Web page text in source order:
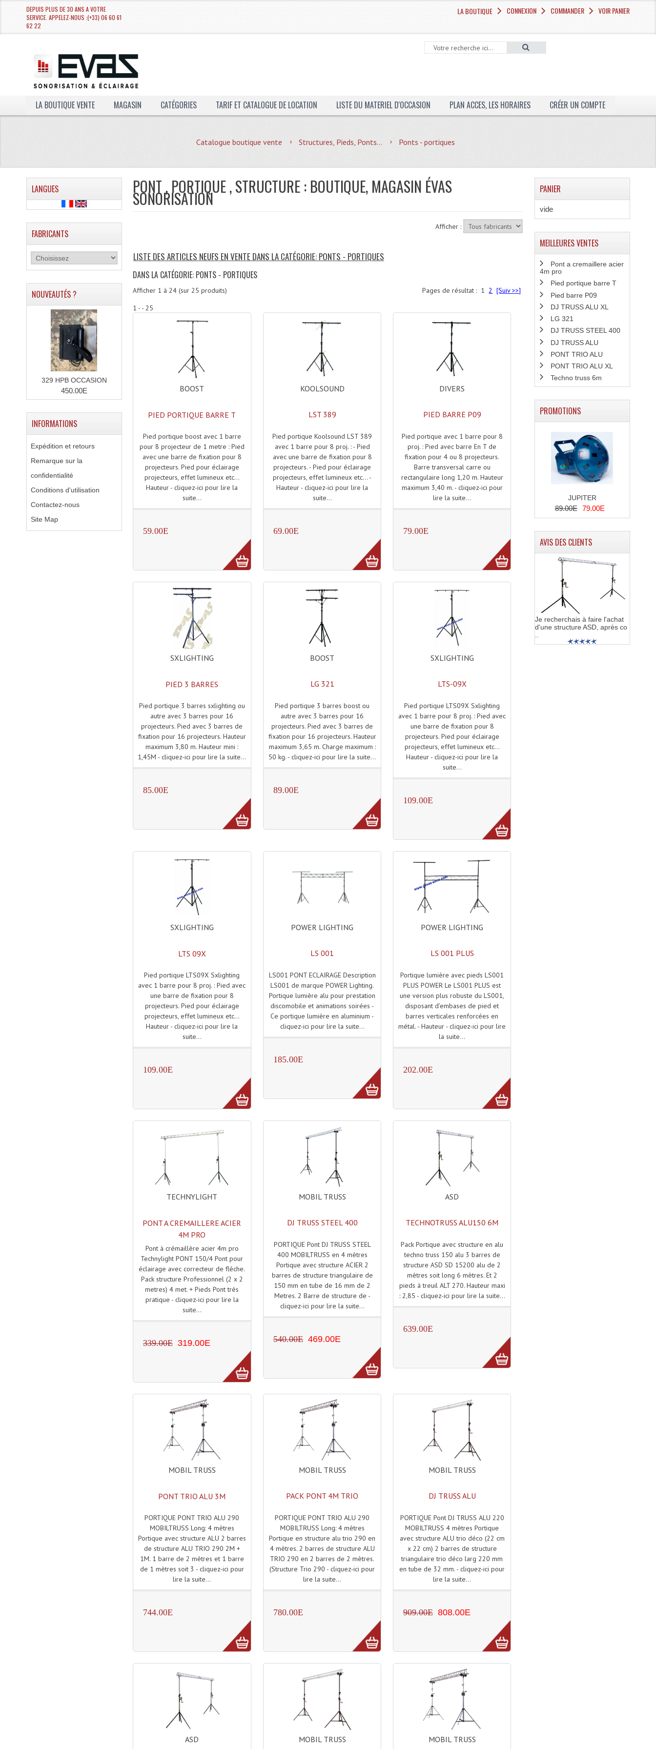
DEPUIS PLUS DE 30 ANS A VOTRE
SERVICE. APPELEZ-NOUS :(+33) 06 60 61
62 22
LA BOUTIQUE CONNEXION COMMANDER VOIR PANIER
LA BOUTIQUE VENTE MAGASIN CATÉGORIES TARIF ET CATALOGUE DE LOCATION LISTE DU MATERIEL D'OCCASION PLAN ACCES, LES HORAIRES CRÉER UN COMPTE
Catalogue boutique vente Structures, Pieds, Ponts... Ponts - portiques
PONT , PORTIQUE , STRUCTURE : BOUTIQUE, MAGASIN ÉVAS
SONORISATION
Afficher :
LISTE DES ARTICLES NEUFS EN VENTE DANS LA CATÉGORIE: PONTS - PORTIQUES
DANS LA CATÉGORIE: PONTS - PORTIQUES
Pages de résultat : 1 2 [Suiv >>]
Afficher 1 à 24(sur 25 produits)
1 - - 25
BOOST
PIED PORTIQUE BARRE T
Pied portique boost avec 1 barre
pour 8 projecteur de 1 metre : Pied
avec une barre de fixation pour 8
projecteurs. Pied pour éclairage
projecteurs, effet lumineux etc...
Hauteur - cliquez-ici pour lire la
suite...
59.00E
KOOLSOUND
LST 389
Pied portique Koolsound LST 389
avec 1 barre pour 8 proj. : - Pied
avec une barre de fixation pour 8
projecteurs. - Pied pour éclairage
projecteurs, effet lumineux etc... -
Hauteur - cliquez-ici pour lire la
suite...
69.00E
DIVERS
PIED BARRE P09
Pied portique avec 1 barre pour 8
proj. : Pied avec barre En T de
fixation pour 4 ou 8 projecteurs.
Barre transversal carre ou
rectangulaire long 1,20 m. Hauteur
maximum 3,40 m. - cliquez-ici pour
lire la suite...
79.00E
SXLIGHTING
PIED 3 BARRES
Pied portique 3 barres sxlighting ou
autre avec 3 barres pour 16
projecteurs. Pied avec 3 barres de
fixation pour 16 projecteurs. Hauteur
maximum 3,80 m. Hauteur mini :
1,45M - cliquez-ici pour lire la suite...
85.00E
BOOST
LG 321
Pied portique 3 barres boost ou
autre avec 3 barres pour 16
projecteurs. Pied avec 3 barres de
fixation pour 16 projecteurs. Hauteur
maximum 3,65 m. Charge maximum :
50 kg. - cliquez-ici pour lire la suite...
89.00E
SXLIGHTING
LTS-09X
Pied portique LTS09X Sxlighting
avec 1 barre pour 8 proj. : Pied avec
une barre de fixation pour 8
projecteurs. Pied pour éclairage
projecteurs, effet lumineux etc...
Hauteur - cliquez-ici pour lire la
suite...
109.00E
SXLIGHTING
LTS 09X
Pied portique LTS09X Sxlighting
avec 1 barre pour 8 proj. : Pied avec
une barre de fixation pour 8
projecteurs. Pied pour éclairage
projecteurs, effet lumineux etc...
Hauteur - cliquez-ici pour lire la
suite...
109.00E
POWER LIGHTING
LS 001
LS001 PONT ECLAIRAGE Description
LS001 de marque POWER Lighting.
Portique lumière alu pour prestation
discomobile et animations soirées -
Ce portique lumière en aluminium -
cliquez-ici pour lire la suite...
185.00E
POWER LIGHTING
LS 001 PLUS
Portique lumière avec pieds LS001
PLUS POWER Le LS001 PLUS est
une version plus robuste du LS001,
disposant d’embases de pied et
barres verticales renforcées en
métal. - Hauteur - cliquez-ici pour lire
la suite...
202.00E
TECHNYLIGHT
PONT A CREMAILLERE ACIER
4M PRO
Pont à crémaillère acier 4m pro
Technylight PONT 150/4 Pont pour
éclairage avec correcteur de flèche.
Pack structure Professionnel (2 x 2
metres) 4 met. + Pieds Pont très
pratique - cliquez-ici pour lire la
suite...
339.00E 319.00E
MOBIL TRUSS
DJ TRUSS STEEL 400
PORTIQUE Pont DJ TRUSS STEEL
400 MOBILTRUSS en 4 mètres
Portique avec structure ACIER 2
barres de structure triangulaire de
150 mm en tube de 16 mm de 2
Metres. 2 Barre de structure de -
cliquez-ici pour lire la suite...
540.00E 469.00E
ASD
TECHNOTRUSS ALU150 6M
Pack Portique avec structure en alu
techno truss 150 alu 3 barres de
structure ASD SD 15200 alu de 2
mètres soit long 6 mètres. Et 2
pieds à treuil ALT 270. Hauteur maxi
: 2,85 - cliquez-ici pour lire la suite...
639.00E
MOBIL TRUSS
PONT TRIO ALU 3M
PORTIQUE PONT TRIO ALU 290
MOBILTRUSS Long: 4 mètres
Portique avec structure ALU 2 barres
de structure ALU TRIO 290 2M +
1M. 1 barre de 2 mètres et 1 barre
de 1 mètres soit 3 - cliquez-ici pour
lire la suite...
744.00E
MOBIL TRUSS
PACK PONT 4M TRIO
PORTIQUE PONT TRIO ALU 290
MOBILTRUSS Long: 4 mètres
Portique en structure alu trio 290 en
4 mètres. 2 barres de structure ALU
TRIO 290 en 2 barres de 2 mètres.
(Structure Trio 290 - cliquez-ici pour
lire la suite...
780.00E
MOBIL TRUSS
DJ TRUSS ALU
PORTIQUE Pont DJ TRUSS ALU 220
MOBILTRUSS 4 mètres Portique
avec structure ALU trio déco (22 cm
x 22 cm) 2 barres de structure
triangulaire trio déco larg 220 mm
en tube de 32 mm. - cliquez-ici pour
lire la suite...
909.00E 808.00E
ASD MOBIL TRUSS MOBIL TRUSS
LANGUES
FABRICANTS
NOUVEAUTÉS ?
329 HPB OCCASION
450.00E
INFORMATIONS
Expédition et retours
Remarque sur la
confidentialité
Conditions d'utilisation
Contactez-nous
Site Map
PANIER
vide
MEILLEURES VENTES
Pont a cremaillere acier
4m pro
Pied portique barre T
Pied barre P09
DJ TRUSS ALU XL
LG 321
DJ TRUSS STEEL 400
DJ TRUSS ALU
PONT TRIO ALU
PONT TRIO ALU XL
Techno truss 6m
PROMOTIONS
JUPITER
89.00E 79.00E
AVIS DES CLIENTS
Je recherchais à faire l'achat
d'une structure ASD, après co
..